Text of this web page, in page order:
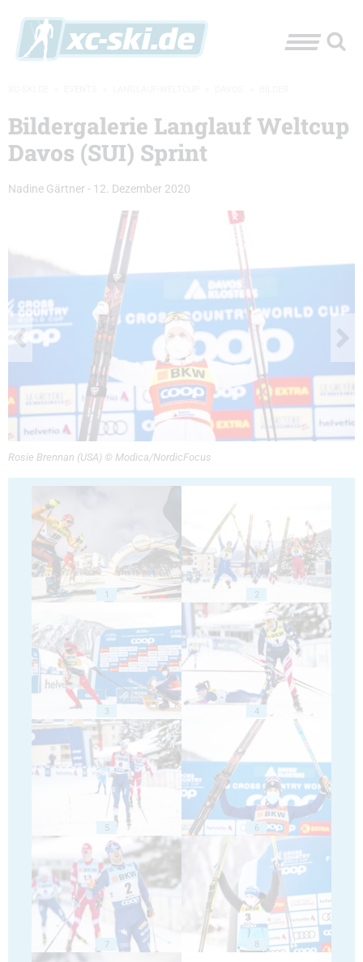
Bildergalerie Langlauf Weltcup
Davos (SUI) Sprint
Nadine Gärtner - 12. Dezember 2020
Rosie Brennan (USA) © Modica/NordicFocus
1 2
3 4
5 6
7 8